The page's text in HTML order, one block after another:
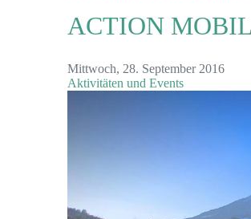
ACTION
Mittwoch, 28. September 2016
Aktivitäten und Events